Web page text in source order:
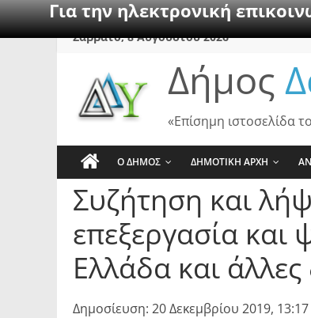
Για την ηλεκτρονική
SkipΣάββατο, 8 Αυγούστου 2026
Δήμος
«Επίσημη ιστοσελίδα
Ο ΔΗΜΟΣ ΔΗΜΟΤΙΚΗ ΑΡΧΗ
Συζήτηση και
επεξεργασία
Ελλάδα και άλλες
Δημοσίευση: 20 Δεκεμβρίου 2019, 13:17